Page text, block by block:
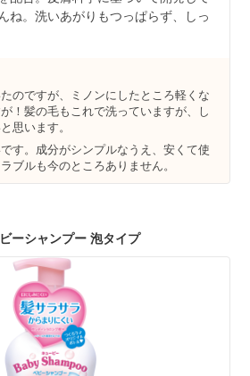
ね。洗いあがりもつっぱらず、しっ
のですが、ミノンにしたところ軽くな
！髪の毛もこれで洗っていますが、し
思います。
す。成分がシンプルなうえ、安くて使
ブルも今のところありません。
ーシャンプー 泡タイプ